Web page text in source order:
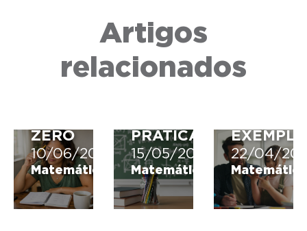
Artigos
relacionados
MATEMÁTICA:
GUIA
COMPLETO
ZERO
10/06/2026
Matemática
QUE
É,
COMO
FUNCIONA
PRÁTICA
15/05/2026
Matemática
O
QUE
22/04/
Matemática